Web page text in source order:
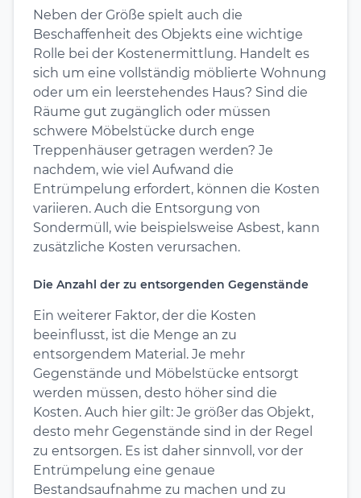
Neben der Größe spielt auch die
Beschaffenheit des Objekts eine wichtige
Rolle bei der Kostenermittlung. Handelt es
sich um eine vollständig möblierte Wohnung
oder um ein leerstehendes Haus? Sind die
Räume gut zugänglich oder müssen
schwere Möbelstücke durch enge
Treppenhäuser getragen werden? Je
nachdem, wie viel Aufwand die
Entrümpelung erfordert, können die Kosten
variieren. Auch die Entsorgung von
Sondermüll, wie beispielsweise Asbest, kann
zusätzliche Kosten verursachen.
Die Anzahl der zu entsorgenden Gegenstände
Ein weiterer Faktor, der die Kosten
beeinflusst, ist die Menge an zu
entsorgendem Material. Je mehr
Gegenstände und Möbelstücke entsorgt
werden müssen, desto höher sind die
Kosten. Auch hier gilt: Je größer das Objekt,
desto mehr Gegenstände sind in der Regel
zu entsorgen. Es ist daher sinnvoll, vor der
Entrümpelung eine genaue
Bestandsaufnahme zu machen und zu